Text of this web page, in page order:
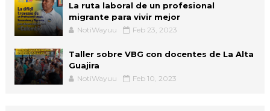
La ruta laboral de un profesional
migrante para vivir mejor
NotiWayuu Feb 23, 2023
Taller sobre VBG con docentes de La Alta
Guajira
NotiWayuu Feb 10, 2023